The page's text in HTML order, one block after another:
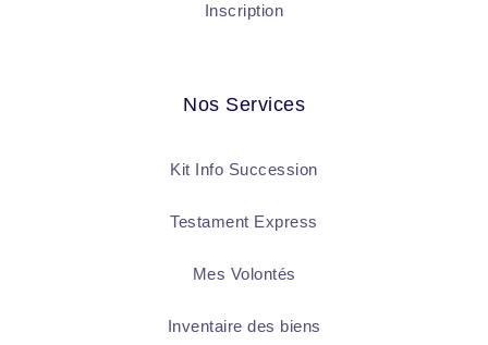
Inscription
Nos Services
Kit Info Succession
Testament Express
Mes Volontés
Inventaire des biens